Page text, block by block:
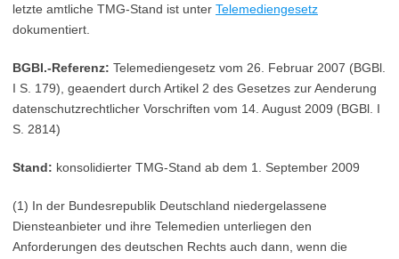
letzte amtliche TMG-Stand ist unter Telemediengesetz
dokumentiert.
BGBl.-Referenz: Telemediengesetz vom 26. Februar 2007 (BGBl.
I S. 179), geaendert durch Artikel 2 des Gesetzes zur Aenderung
datenschutzrechtlicher Vorschriften vom 14. August 2009 (BGBl. I
S. 2814)
Stand: konsolidierter TMG-Stand ab dem 1. September 2009
(1) In der Bundesrepublik Deutschland niedergelassene
Diensteanbieter und ihre Telemedien unterliegen den
Anforderungen des deutschen Rechts auch dann, wenn die